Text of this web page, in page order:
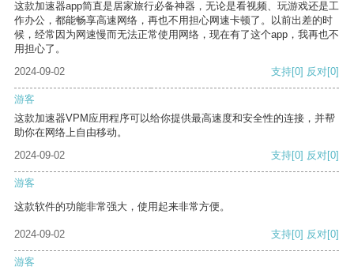
这款加速器app简直是居家旅行必备神器，无论是看视频、玩游戏还是工
作办公，都能畅享高速网络，再也不用担心网速卡顿了。以前出差的时
候，经常因为网速慢而无法正常使用网络，现在有了这个app，我再也不
用担心了。
2024-09-02
支持[0] 反对[0]
游客
这款加速器VPM应用程序可以给你提供最高速度和安全性的连接，并帮
助你在网络上自由移动。
2024-09-02
支持[0] 反对[0]
游客
这款软件的功能非常强大，使用起来非常方便。
2024-09-02 支持[0] 反对[0]
游客